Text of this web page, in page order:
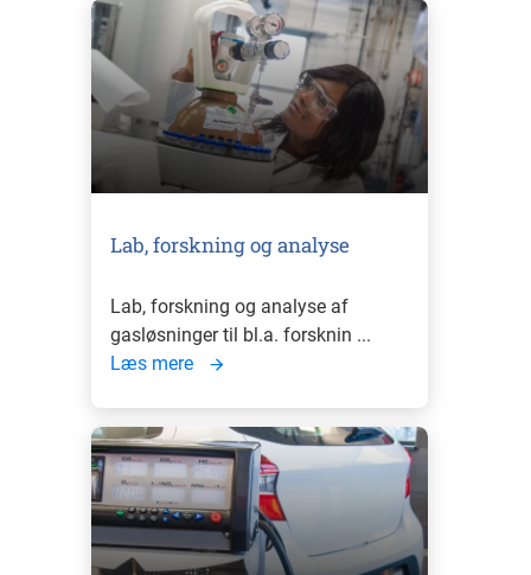
Lab, forskning og analyse
Lab, forskning og analyse af
gasløsninger til bl.a. forsknin ...
Læs mere